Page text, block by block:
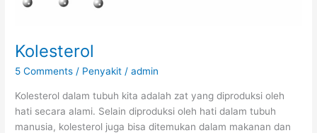
Kolesterol
5 Comments / Penyakit /admin
Kolesterol dalam tubuh kita adalah zat yang diproduksi oleh
hati secara alami. Selain diproduksi oleh hati dalam tubuh
manusia, kolesterol juga bisa ditemukan dalam makanan dan